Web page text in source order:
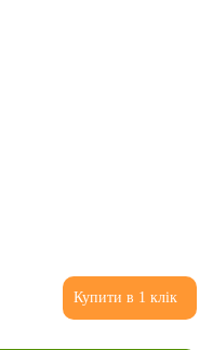
Купити в 1 клік